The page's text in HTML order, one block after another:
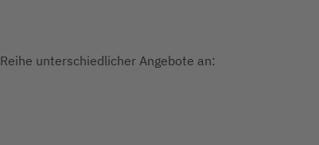
unterschiedlicher Angebote an: